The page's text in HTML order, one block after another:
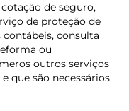
de seguro,
de proteção de
consulta
ou
outros serviços
que são necessários